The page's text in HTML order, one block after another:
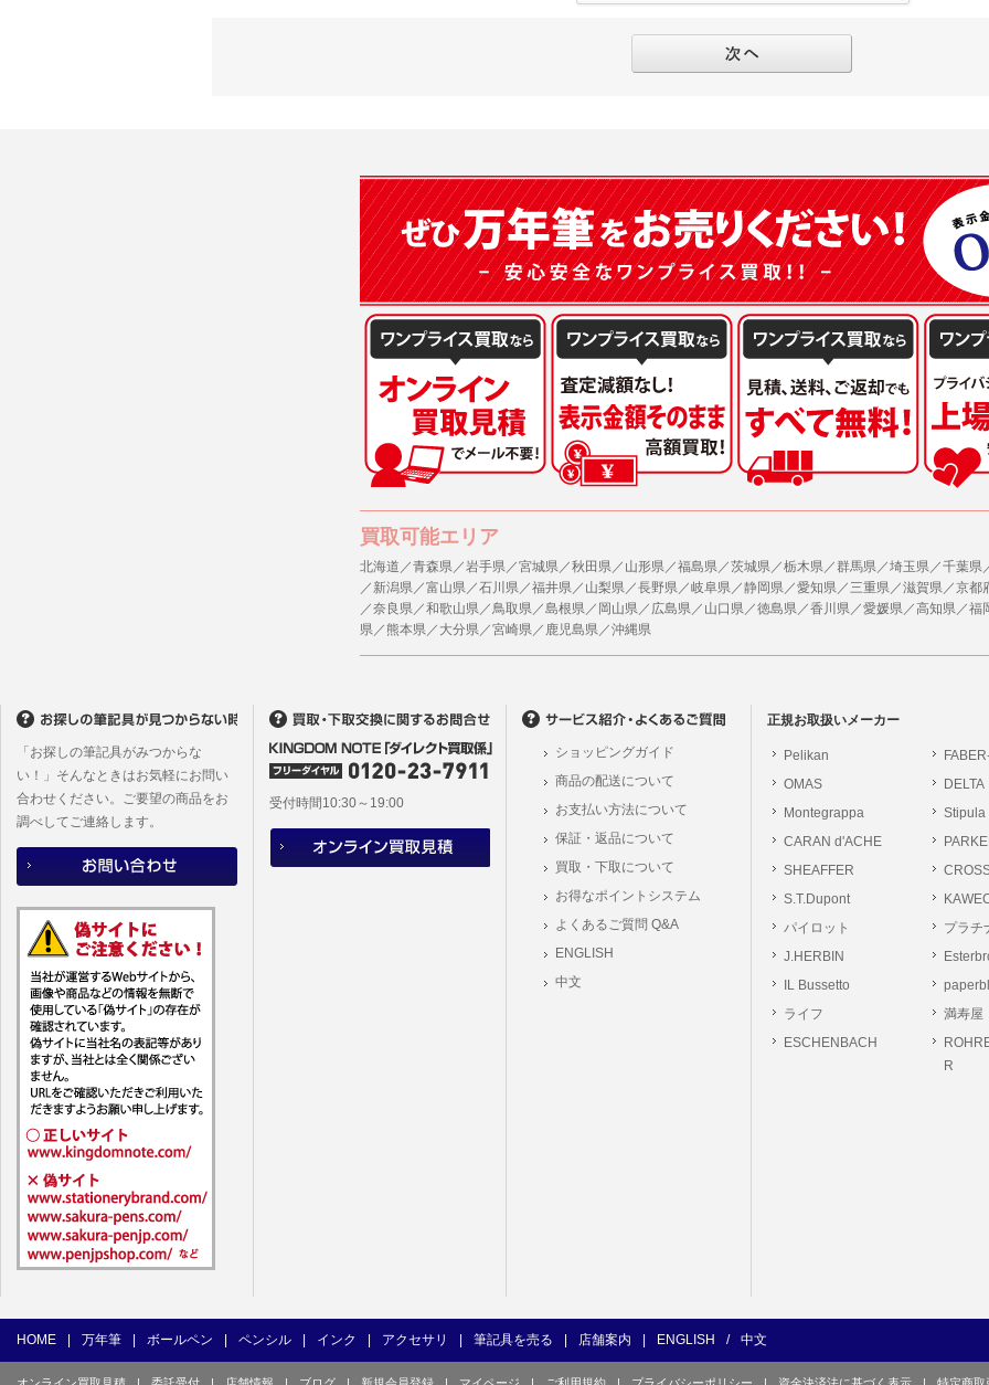
・当社物品販売、古物買取事業および個人・法人の売買仲介業に伴うご案内、契約、申し込み
・メールマガジンの配信、および当社が提供する商品・サービスについてのアンケート実施のた
・EVERYBODY×PHOTOGRAPHER.comのフォトシェアリングサービス運営のため
(1)ご本人の同意がある場合。なお第三者に提供する場合には原則として、機密保持、再提供の
止することを契約の条件といたします。
(2)法令等により開示を求められた場合。
(3)ご本人または公衆の生命、身体又は財産の保護のために必要がある場合であって、本人の同
(4)国の機関若しくは地方公共団体又はその委託を受けた者が法令の定める事務を遂行すること
本人の同意を得ることにより当該事務の遂行に支障を及ぼすおそれがあるとき。
(5)業務を円滑に進めるために、外部業者に個人データの一部又は全部の処理を委託する場合（
の安全管理が図られるように、委託先に対する必要かつ適切な監督を行ないます）。
４．ご提供の任意性
当社への個人情報の提供はお客様の任意ですが、必要な個人情報をご提供いただけない場合、
ますのでご了承下さい。
当社ホームページでは、利用者が当社ホームページに再訪問される際、より便利に当社ホーム
キーを使用する場合があります。
また利用者の統計的分析のため、または掲載された広告にクッキーを使用する場合があります。
するご質問、ご相談にも対応いたします。尚、シュッピン会員のお客様は、当社が保有する個
※個人情報の開示請求には手数料として800円(税別)をご本人様にご負担いただいております。
(2)当社の個人情報に関するお問合せは、以下の窓口で承ります。お問合せの内容により必要な
シュッピン株式会
Mail：
1) ユーザーは、本サイトの利用に際し、ユーザー本人のユーザーID、パスワード、メールアド
に届け出るものとします。
3) 弊社は一年以上に亘って使用がないユーザーIDとこれに伴う個人情報を抹消することができ
4) ユーザーID、パスワード、メールアドレス及びこれに伴う個人情報の管理不十分、使用上の
は、ユーザーが負うものとし、弊社は一切責任を負いません。
5. 登録事項
1) ユーザーは、メールアドレスその他の登録事項に変更が生じた場合、直ちに弊社所定の変更
2) 弊社はユーザーの入会申込により知り得た情報、またはユーザーが本サイト及び本サービス
報に関し、以下の項目に該当する場合に利用することができるものとします。
(1) 統計した情報のみを開示し、ユーザーの個人情報を表示しない場合。
(2) ユーザーから寄せられた情報を、ユーザーの個人情報を表示せずに開示する場合。
(3) ユーザーが個人情報の開示について同意している場合。
(4) 法令により開示が求められた場合。
(5) 弊社で取り扱う商品またはサービスに関する案内や情報提供（郵便、電子メール等によるダ
(6) 弊社が利用目的を示してユーザーから取得した情報を、その利用目的の範囲内で利用する場
6. 情報の提供
1)弊社は、各ユーザーに対し、当該ユーザーの購入商品の情報、及び弊社の特価商品の情報等、
ユーザーは、本サイトのメールマガジンの購読に際し、ユーザー本人の責任においてメールマガ
フォームにて入力されたメールアドレスに、本サイトのお知らせをメールにてお送りさせていた
本サイトからのメールの受け取りを希望されない場合は、下記リンクから設定の変更を行ってく
本サイト会員のお客様は こちら
※設定変更前にログインする必要があります。
メールマガジン会員のお客様はこちら
1) ユーザーは本サイト及び本サービスの利用に当たり、以下の行為を行なってはならないものと
(1) 他のユーザー、第三者もしくは弊社の著作権又はその他の権利を侵害する行為、及び侵害す
(2) 他のユーザー、第三者もしくは弊社の財産またはプライバシーを侵害する行為、及び侵害す
(3) 上記の他、他のユーザー、第三者もしくは弊社に不利益又は損害を与える行為、および与え
買取可能エリア
北海道／青森県／岩手県／宮城県／秋田県／山形県／福島県／茨城県／栃木県／群馬県／埼玉県／千葉県
／新潟県／富山県／石川県／福井県／山梨県／長野県／岐阜県／静岡県／愛知県／三重県／滋賀県／京都
／奈良県／和歌山県／鳥取県／島根県／岡山県／広島県／山口県／徳島県／香川県／愛媛県／高知県／福
県／熊本県／大分県／宮崎県／鹿児島県／沖縄県
正規お取扱いメーカー
Pelikan
OMAS
DELTA
Montegrappa
Stipula
CARAN d'ACHE
SHEAFFER
S.T.Dupont
パイロット
プラチ
J.HERBIN
IL Bussetto
ライフ
満寿屋
ESCHENBACH
R
「お探しの筆記具がみつからな
い！」そんなときはお気軽にお問い
合わせください。ご要望の商品をお
調べしてご連絡します。
受付時間10:30～19:00
ショッピングガイド
商品の配送について
お支払い方法について
保証・返品について
買取・下取について
お得なポイントシステム
よくあるご質問 Q&A
ENGLISH
中文
HOME 万年筆 ボールペン ペンシル インク アクセサリ 筆記具を売る 店舗案内 ENGLISH / 中文